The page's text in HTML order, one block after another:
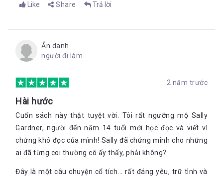
Like Share Trả lời
Ẩn danh
người đi làm
2 năm trước
Hài hước
Cuốn sách này thật tuyệt vời. Tôi rất ngưỡng mộ Sally
Gardner, người đến năm 14 tuổi mới học đọc và viết vì
chứng khó đọc của mình! Sally đã chứng minh cho những
ai đã từng coi thường cô ấy thấy, phải không?
Đây là một câu chuyện cổ tích... rất đáng yêu, trữ tình và